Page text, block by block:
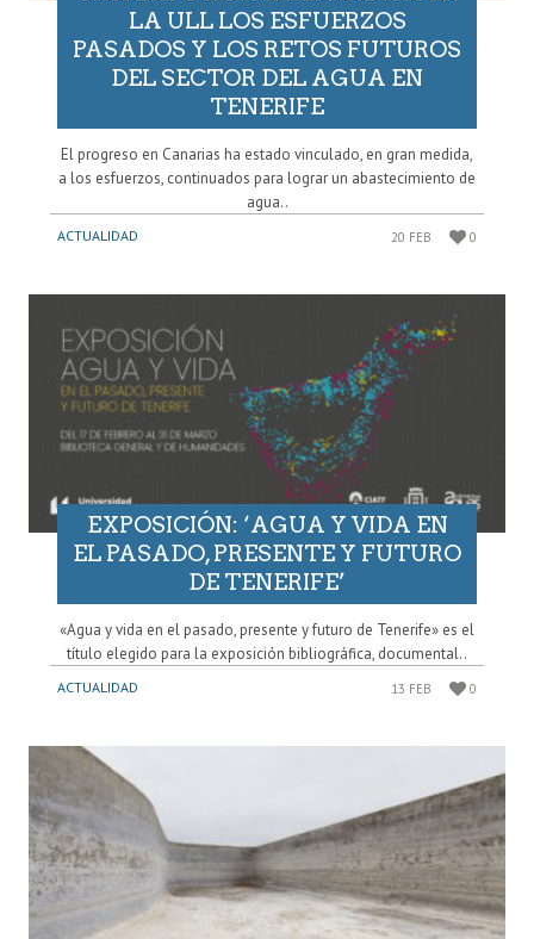
LA ULL LOS ESFUERZOS
PASADOS Y LOS RETOS FUTUROS
DEL SECTOR DEL AGUA EN
TENERIFE
El progreso en Canarias ha estado vinculado, en gran medida,
a los esfuerzos, continuados para lograr un abastecimiento de
agua..
ACTUALIDAD 20 FEB 0
EXPOSICIÓN: ‘AGUA Y VIDA EN
EL PASADO, PRESENTE Y FUTURO
DE TENERIFE’
«Agua y vida en el pasado, presente y futuro de Tenerife» es el
título elegido para la exposición bibliográfica, documental..
ACTUALIDAD 13 FEB 0